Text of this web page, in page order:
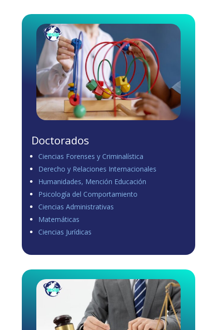
Load more
Doctorados
Ciencias Forenses y Criminalística
Derecho y Relaciones Internacionales
Humanidades, Mención Educación
Psicología del Comportamiento
Ciencias Administrativas
Matemáticas
Ciencias Jurídicas